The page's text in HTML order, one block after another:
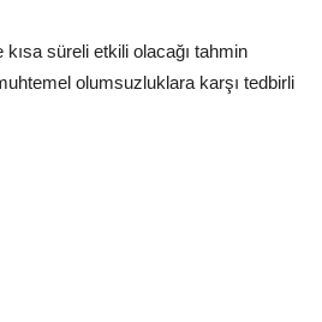
süreli etkili olacağı tahmin
olumsuzluklara karşı tedbirli